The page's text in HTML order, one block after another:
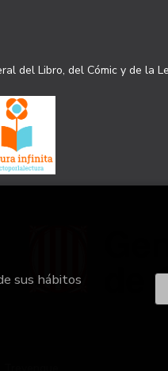
del Libro, del Cómic y de la
sus hábitos